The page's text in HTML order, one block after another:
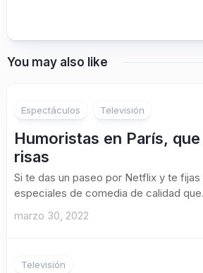
You may also like
Espectáculos Televisión
Humoristas en París,
risas
Si te das un paseo por Netflix y te
especiales de comedia de calidad
marzo 30, 2022
Televisión